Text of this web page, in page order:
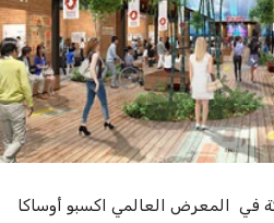
في المعرض العالمي اكسبو أوساكا